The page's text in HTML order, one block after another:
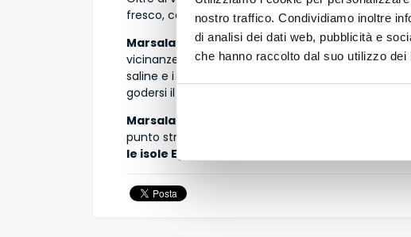
nostro traffico. Condividiamo inoltre
di analisi dei dati web, pubblicità e
che hanno raccolto dal suo utilizzo dei
fresco, cous cous di pesce (influenzato dalle
Marsala si affaccia sulCanale di Sicilia, con
vicinanze si trovano le Isole dello Stagnone,
saline e i fenicotteri rosa. Qui è possibile praticare
godersi il tramonto sulle saline.
Marsala
cultura,
punto strategico per esplorare la Sicilia
le isole Egadi, Mazara del Vallo e Selinunte